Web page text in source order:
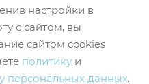
настройки в
с сайтом, вы
сайтом cookies
политику и
персональных данных.